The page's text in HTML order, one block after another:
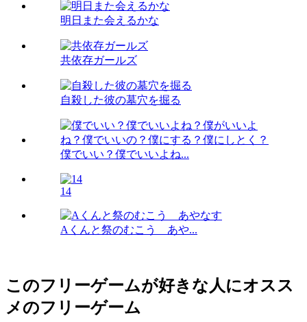
明日また会えるかな
共依存ガールズ
自殺した彼の墓穴を掘る
僕でいい？僕でいいよね...
14
Aくんと祭のむこう あや...
このフリーゲームが好きな人にオスス
メのフリーゲーム